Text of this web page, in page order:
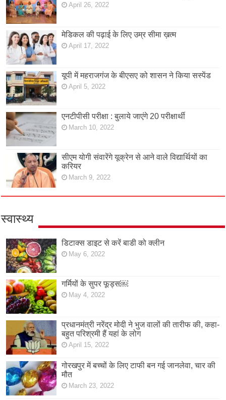
April 26, 2022
मेडिकल की पढ़ाई के लिए उम्र सीमा ख़त्म
April 17, 2022
यूपी में महराजगंज के बीएसए को शासन ने किया सस्पेंड
April 5, 2022
एनटीपीसी परीक्षा : बुलाये जाएंगे 20 परीक्षार्थी
March 10, 2022
सीएम योगी संवारेंगे यूक्रेन से आने वाले विद्यार्थियों का
करियर
March 9, 2022
स्वास्थ्य
डिटाक्स डाइट से करें बाडी को क्लीन
May 6, 2022
गर्मियों के सुपर फूड्स￼
May 4, 2022
प्रधानमंत्री नरेंद्र मोदी ने भुज वालों की तारीफ की, कहा-
बहुत परिश्रमी हैं यहां के लोग
April 15, 2022
गोरखपुर में बच्चों के लिए टाफी बन गई जानलेवा, चार की
मौत
March 23, 2022